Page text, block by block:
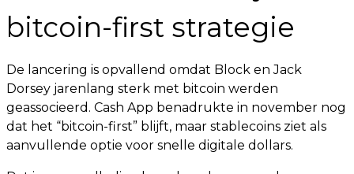
bitcoin-first strategie
De lancering is opvallend omdat Block en Jack
Dorsey jarenlang sterk met bitcoin werden
geassocieerd. Cash App benadrukte in november nog
dat het “bitcoin-first” blijft, maar stablecoins ziet als
aanvullende optie voor snelle digitale dollars.